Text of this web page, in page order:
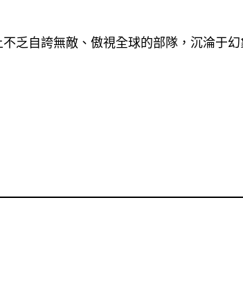
乏自誇無敵、傲視全球的部隊，沉淪于